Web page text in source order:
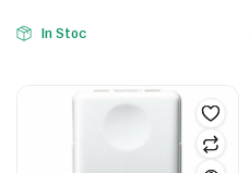
In Stoc